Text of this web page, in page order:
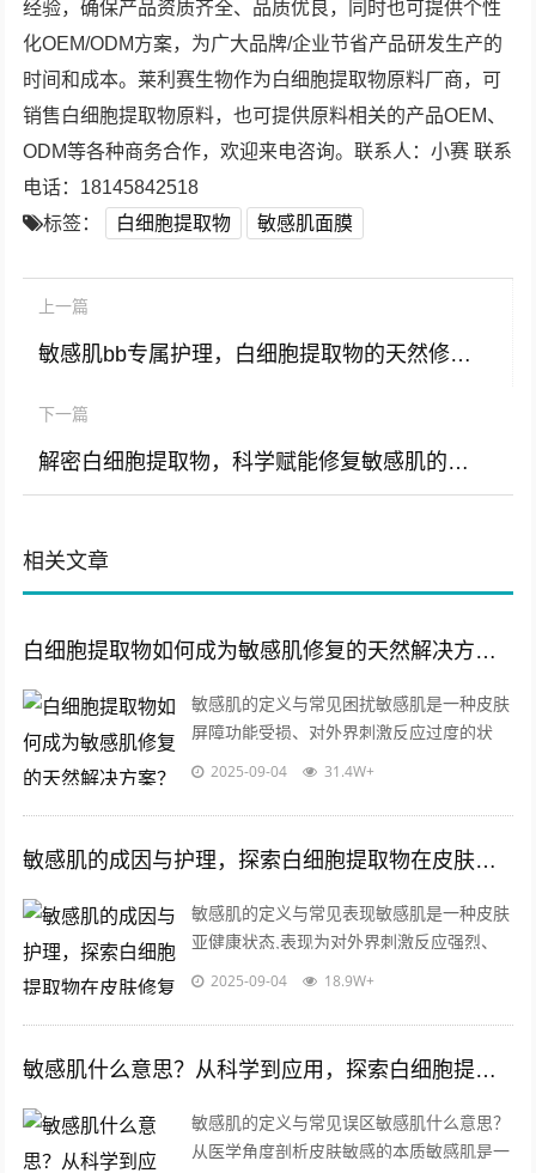
经验，确保产品资质齐全、品质优良，同时也可提供个性
化OEM/ODM方案，为广大品牌/企业节省产品研发生产的
时间和成本。莱利赛生物作为白细胞提取物原料厂商，可
销售白细胞提取物原料，也可提供原料相关的产品OEM、
ODM等各种商务合作，欢迎来电咨询。联系人：小赛 联系
电话：18145842518
标签：
白细胞提取物 敏感肌面膜
上一篇
敏感肌bb专属护理，白细胞提取物的天然修复力量
下一篇
解密白细胞提取物，科学赋能修复敏感肌的护肤品新纪元
相关文章
白细胞提取物如何成为敏感肌修复的天然解决方案？
敏感肌的定义与常见困扰敏感肌是一种皮肤
屏障功能受损、对外界刺激反应过度的状
态，这类肌肤常伴随泛红、干燥、瘙痒、刺
境...
2025-09-04 31.4W+
敏感肌的成因与护理，探索白细胞提取物在皮肤修复中的关键作用
敏感肌的定义与常见表现敏感肌是一种皮肤
亚健康状态,表现为对外界刺激反应强烈、
耐受性差的特点，与普通肌肤相比，敏感肌
2025-09-04 18.9W+
敏感肌什么意思？从科学到应用，探索白细胞提取物的护肤革命
敏感肌的定义与常见误区敏感肌什么意思？
从医学角度剖析皮肤敏感的本质敏感肌是一